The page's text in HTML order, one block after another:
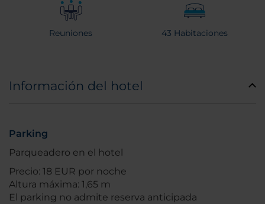
Reuniones 43 Habitaciones
Información del hotel
Parking
Parqueadero en el hotel
Precio: 18 EUR por noche
Altura máxima: 1,65 m
El parking no admite reserva anticipada